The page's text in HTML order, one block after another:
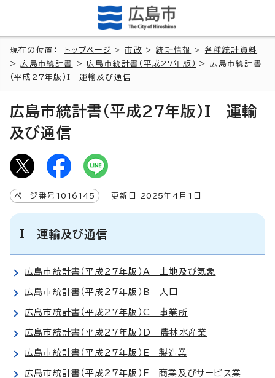
現在の位置： トップページ >市政 >統計情報 > 各種統計資料
>広島市統計書 >広島市統計書（平成27年版）
> 広島市統計書
（平成27年版）I 運輸及び通信
広島市統計書（平成27年版）I 運輸
及び通信
ページ番号 1016145 更新日 2025年4月1日
I 運輸及び通信
広島市統計書（平成27年版）A 土地及び気象
広島市統計書（平成27年版）B 人口
広島市統計書（平成27年版）C 事業所
広島市統計書（平成27年版）D 農林水産業
広島市統計書（平成27年版）E 製造業
広島市統計書（平成27年版）F 商業及びサービス業